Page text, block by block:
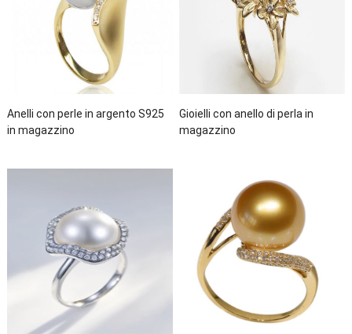
Anelli con perle in argento S925
in magazzino
Gioielli con anello di perla in
magazzino